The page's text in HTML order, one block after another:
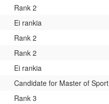
Rank 2
Ei rankia
Rank 2
Rank 2
Ei rankia
Candidate for Master of Sport
Rank 3